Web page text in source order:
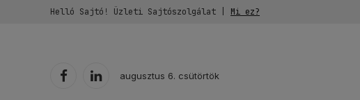
Helló Sajtó! Üzleti Sajtószolgálat | Mi ez?
FacebookLinkedIn
augusztus 6. csütörtök